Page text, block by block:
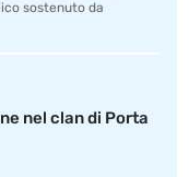
sostenuto da
nel clan di Porta